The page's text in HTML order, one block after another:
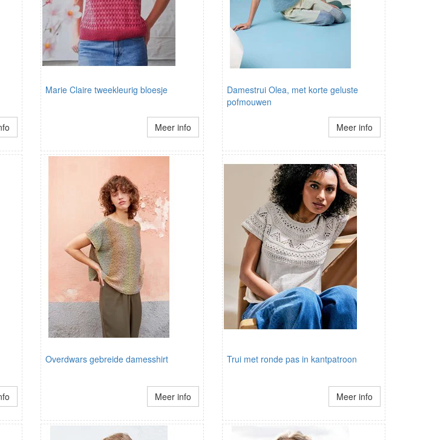
Marie Claire tweekleurig bloesje
Meer info
Damestrui Olea, met korte geluste
pofmouwen
Meer info
Overdwars gebreide damesshirt
Meer info
Trui met ronde pas in kantpatroon
Meer info